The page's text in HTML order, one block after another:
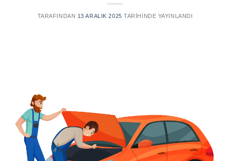
TARAFINDAN 13 ARALIK 2025 TARIHINDE YAYINLANDI